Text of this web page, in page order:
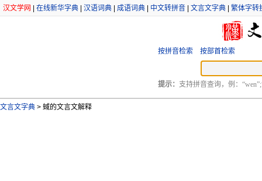
汉文学网 在线新华字典 汉语词典 成语词典 中文转拼音 文言文字典 繁体字转
按拼音检索 按部首检索
提示： 支持拼音查询，例：
文言文字典 > 蜮的文言文解释